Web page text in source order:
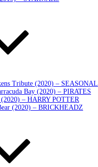
Tribute (2020) – SEASONAL
Bay (2020) – PIRATES
(2020) – HARRY POTTER
(2020) – BRICKHEADZ